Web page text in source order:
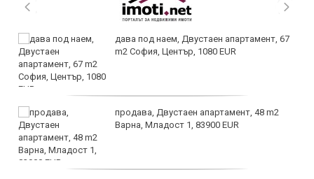
дава под наем, Двустаен апартамент, 67
m2 София, Център, 1080 EUR
продава, Двустаен апартамент, 48 m2
Варна, Младост 1, 83900 EUR